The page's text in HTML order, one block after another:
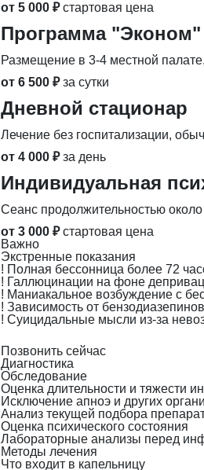
от 5 000 ₽ стартовая цена
Программа "Эконом"
Размещение в 3-4 местной
от 6 500 ₽ за сутки
Дневной стационар
Лечение без госпитализации,
от 4 000 ₽ за день
Индивидуальная
Сеанс продолжительностью около
от 3 000 ₽ стартовая цена
Важно
Экстренные показания
! Полная бессонница более 72
! Галлюцинации на фоне
! Маниакальное возбуждение с
! Зависимость от бензодиазепинов
! Суицидальные мысли из-за
Позвонить сейчас
Диагностика
Обследование
Оценка длительности и тяжести
Исключение апноэ и других
Анализ текущей подбора
Оценка психического состояния
Лабораторные анализы перед
Методы лечения
Что входит в капельницу